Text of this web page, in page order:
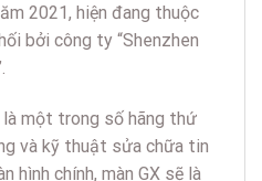
2021, hiện đang thuộc
bởi công ty “Shenzhen
là một trong số hãng thứ
và kỹ thuật sửa chữa tin
hình chính, màn GX sẽ là